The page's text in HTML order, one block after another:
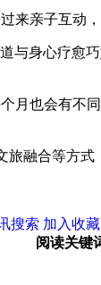
亲子互动
与身心疗
也会有
融合等方
搜索 加入收藏
阅读关键